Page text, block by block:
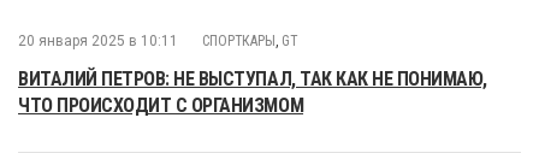
20 января 2025 в 10:11 СПОРТКАРЫ , GT
ВИТАЛИЙ ПЕТРОВ: НЕ ВЫСТУПАЛ, ТАК КАК НЕ ПОНИМАЮ,
ЧТО ПРОИСХОДИТ С ОРГАНИЗМОМ